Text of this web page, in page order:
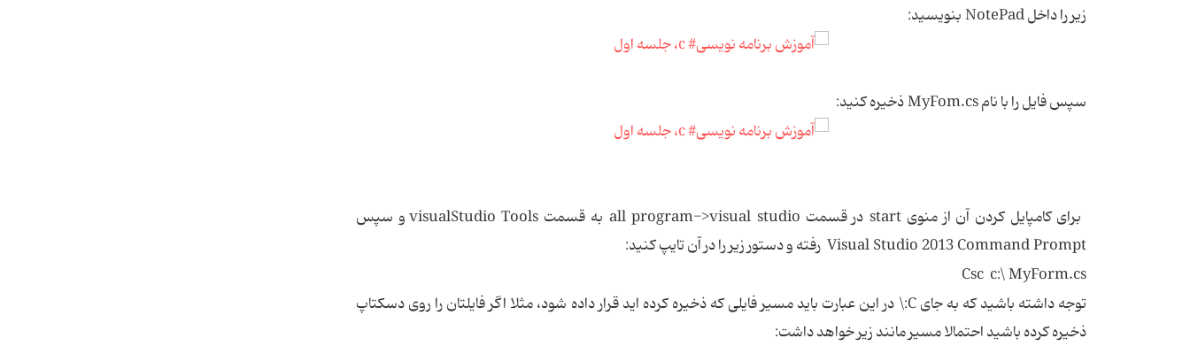
زیر را داخل NotePad بنویسید:
سپس فایل را با نام MyFom.cs ذخیره کنید:
برای کامپایل کردن آن از منوی start در قسمت all program->visual studio به قسمت visualStudio Tools و سپس
Visual Studio 2013 Command Prompt رفته و دستور زیر را در آن تایپ کنید:
Csc c:\ MyForm.cs
توجه داشته باشید که به جای C:\ در این عبارت باید مسیر فایلی که ذخیره کرده اید قرار داده شود، مثلا اگر فایلتان را روی دسکتاپ
ذخیره کرده باشید احتمالا مسیر مانند زیر خواهد داشت: